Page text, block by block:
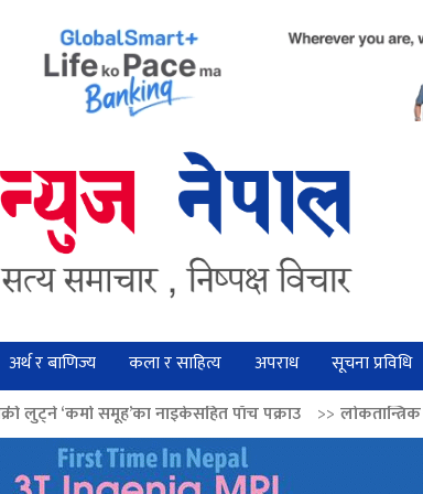
अर्थ र बाणिज्य कला र साहित्य अपराध सूचना प्रविधि
पाँच पक्राउ >>लोकतान्त्रिक मूल्य सुदृढ बनाउन अग्रज